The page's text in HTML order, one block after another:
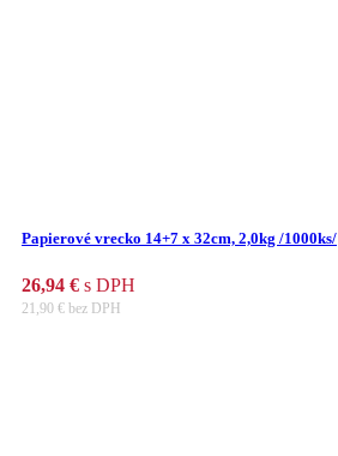
Papierové vrecko 14+7 x 32cm, 2,0kg /1000ks/
26,94 € s DPH
21,90 € bez DPH